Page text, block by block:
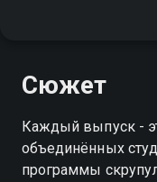
Сюжет
Каждый выпуск -
объединённых
программы